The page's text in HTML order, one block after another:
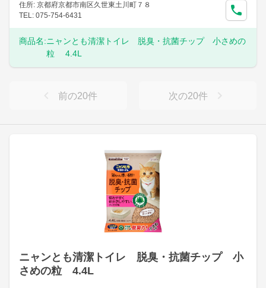
ニャンとも清潔トイレ 脱臭・抗菌チップ 小
さめの粒 4.4L
住所: 京都府京都市南区久世東土川町７８
TEL: 075-754-6431
商品名:ニャンとも清潔トイレ 脱臭・抗菌チップ 小さめの
粒 4.4L
前の20件 次の20件